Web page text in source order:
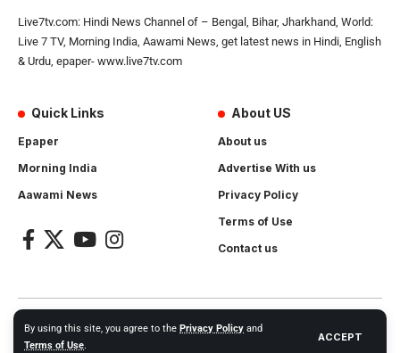
By using this site, you agree to the Privacy Policy and
Terms of Use.
ACCEPT
Live7tv.com: Hindi News Channel of – Bengal, Bihar, Jharkhand, World:
Live 7 TV, Morning India, Aawami News, get latest news in Hindi, English
& Urdu, epaper- www.live7tv.com
Quick Links
Epaper
Morning India
Aawami News
About US
About us
Advertise With us
Privacy Policy
Terms of Use
Contact us
2024- All Rights Reserved.Live 7 tv. Website Created by and